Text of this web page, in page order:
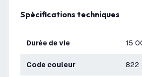
Spécifications techniques
Durée de vie 15
Code couleur 822